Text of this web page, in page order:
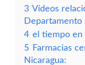
3 Vídeos
Departamento
4 el tiempo en
5 Farmacias
Nicaragua: